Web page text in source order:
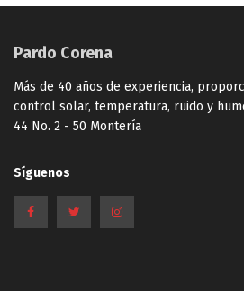
Pardo Corena
Más de 40 años de experiencia,
control solar, temperatura, ruido y
44 No. 2 - 50 Montería
Síguenos